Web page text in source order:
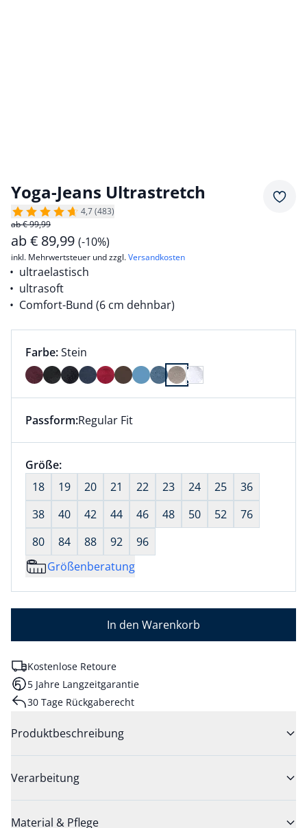
Yoga-Jeans Ultrastretch
4,7 (483)
ab € 99,99
ab€ 89,99 (-10%)
inkl. Mehrwertsteuer und zzgl.Versandkosten
ultraelastisch
ultrasoft
Comfort-Bund (6 cm dehnbar)
Farbauswahl:
Farbe:aktuell ausgewählt:
Stein
Farbe Stein ausgewählt
Dieser Artikel hat die Passform Regular Fit. für
Passform:Regular Fit
Größenauswahl:
Größe:nichts ausgewählt
18
19 20 21 22 23 24 25
36
38
40 42 44 46 48 50 52
76
80
84 88 92
96
Größenberatung
In den Warenkorb
Kostenlose Retoure
5 Jahre Langzeitgarantie
30 Tage Rückgaberecht
Produktbeschreibung
Verarbeitung
Material & Pflege